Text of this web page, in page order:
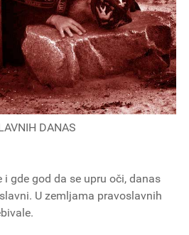
DANAS
i gde god da se upru oči, danas
U zemljama pravoslavnih